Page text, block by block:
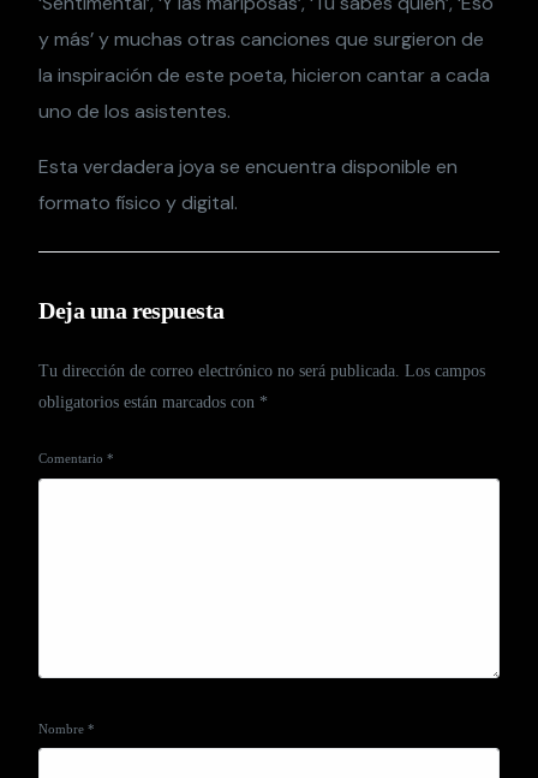
y más’ y muchas otras canciones que surgieron de
la inspiración de este poeta, hicieron cantar a cada
uno de los asistentes.
Esta verdadera joya se encuentra disponible en
formato físico y digital.
Deja una respuesta
Tu dirección de correo electrónico no será publicada. Los campos
obligatorios están marcados con *
Comentario*
Nombre*